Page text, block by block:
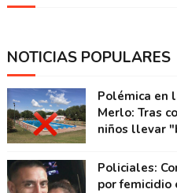
NOTICIAS POPULARES
Polémica en
Merlo: Tras
niños llevar
Policiales:
por femicidio